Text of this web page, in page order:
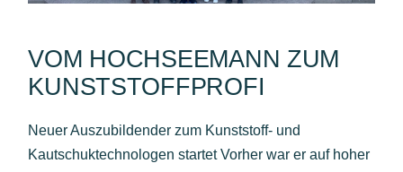
VOM HOCHSEEMANN ZUM
KUNSTSTOFFPROFI
Neuer Auszubildender zum Kunststoff- und
Kautschuktechnologen startet Vorher war er auf hoher